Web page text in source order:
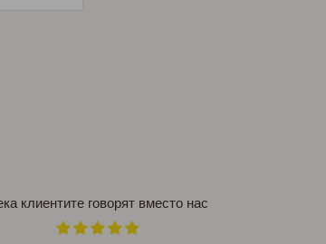
клиентите говорят вместо нас